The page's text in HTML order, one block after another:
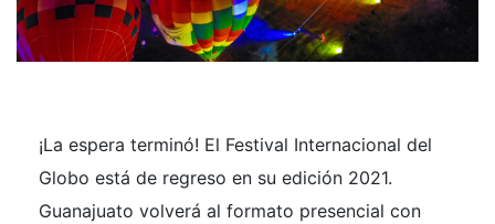
¡La espera terminó! El Festival Internacional del
Globo está de regreso en su edición 2021.
Guanajuato volverá al formato presencial con